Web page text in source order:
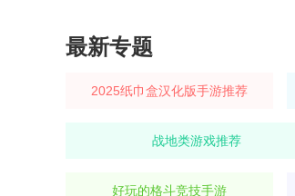
最新专题
2025纸巾盒汉化版手游推荐
战地类游戏推荐
好玩的格斗竞技手游